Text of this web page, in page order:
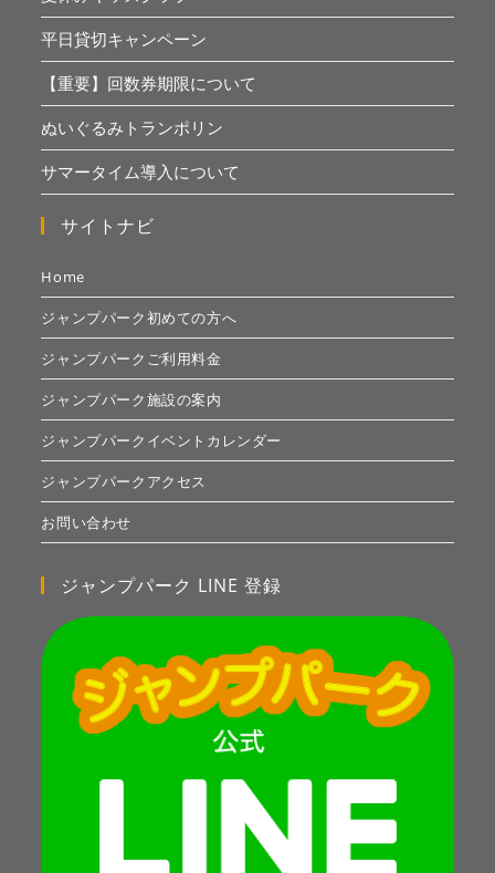
平日貸切キャンペーン
【重要】回数券期限について
ぬいぐるみトランポリン
サマータイム導入について
サイトナビ
Home
ジャンプパーク初めての方へ
ジャンプパークご利用料金
ジャンプパーク施設の案内
ジャンプパークイベントカレンダー
ジャンプパークアクセス
お問い合わせ
ジャンプパーク LINE 登録